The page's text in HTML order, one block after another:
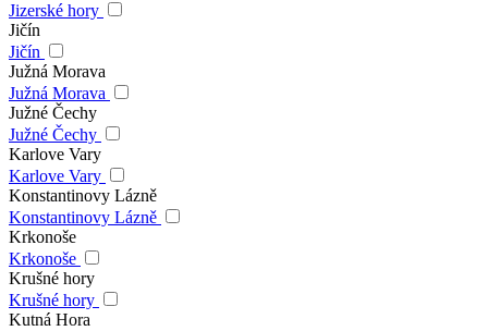
Jizerské hory
Jičín
Jičín
Južná Morava
Južná Morava
Južné Čechy
Južné Čechy
Karlove Vary
Karlove Vary
Konstantinovy Lázně
Konstantinovy Lázně
Krkonoše
Krkonoše
Krušné hory
Krušné hory
Kutná Hora